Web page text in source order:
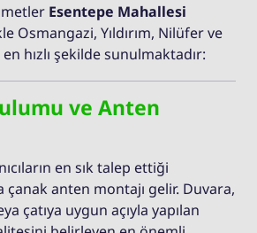
Esentepe Mahallesi
Osmangazi, Yıldırım, Nilüfer ve
hızlı şekilde sunulmaktadır:
ve Anten
en sık talep ettiği
çanak anten montajı gelir. Duvara,
çatıya uygun açıyla yapılan